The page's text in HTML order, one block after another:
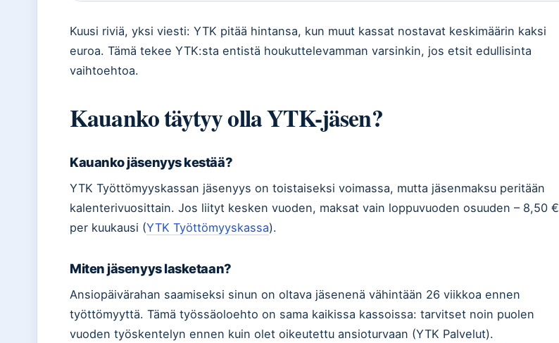
Kuusi riviä, yksi viesti: YTK pitää hintansa, kun muut kassat nostavat keskimäärin kaksi
euroa. Tämä tekee YTK:sta entistä houkuttelevamman varsinkin, jos etsit edullisinta
vaihtoehtoa.
Kauanko täytyy olla YTK-jäsen?
Kauanko jäsenyys kestää?
YTK Työttömyyskassan jäsenyys on toistaiseksi voimassa, mutta jäsenmaksu peritään
kalenterivuosittain. Jos liityt kesken vuoden, maksat vain loppuvuoden osuuden – 8,50 €
per kuukausi (YTK Työttömyyskassa).
Miten jäsenyys lasketaan?
Ansiopäivärahan saamiseksi sinun on oltava jäsenenä vähintään 26 viikkoa ennen
työttömyyttä. Tämä työssäoloehto on sama kaikissa kassoissa: tarvitset noin puolen
vuoden työskentelyn ennen kuin olet oikeutettu ansioturvaan (YTK Palvelut).